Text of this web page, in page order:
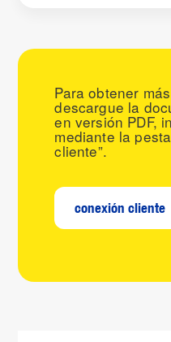
Para obtener
descargue la
en versión PDF,
mediante la
cliente”.
conexión cliente